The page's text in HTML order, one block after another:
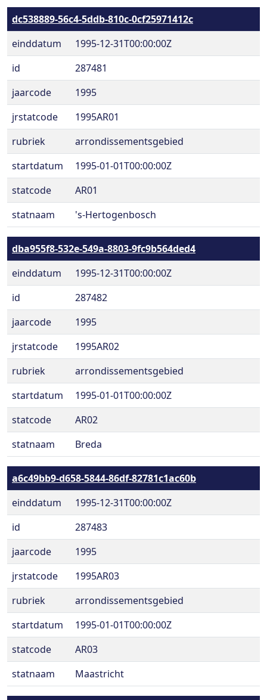
dc538889-56c4-5ddb-810c-0cf25971412c
einddatum
1995-12-31T00:00:00Z
id
287481
jaarcode
1995
jrstatcode
1995AR01
rubriek
arrondissementsgebied
startdatum
1995-01-01T00:00:00Z
statcode
AR01
statnaam
's-Hertogenbosch
dba955f8-532e-549a-8803-9fc9b564ded4
einddatum
1995-12-31T00:00:00Z
id
287482
jaarcode
1995
jrstatcode
1995AR02
rubriek
arrondissementsgebied
startdatum
1995-01-01T00:00:00Z
statcode
AR02
statnaam
Breda
a6c49bb9-d658-5844-86df-82781c1ac60b
einddatum
1995-12-31T00:00:00Z
id
287483
jaarcode
1995
jrstatcode
1995AR03
rubriek
arrondissementsgebied
startdatum
1995-01-01T00:00:00Z
statcode
AR03
statnaam
Maastricht